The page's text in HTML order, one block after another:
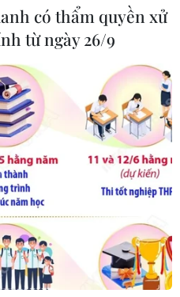
có thẩm quyền xử
từ ngày 26/9